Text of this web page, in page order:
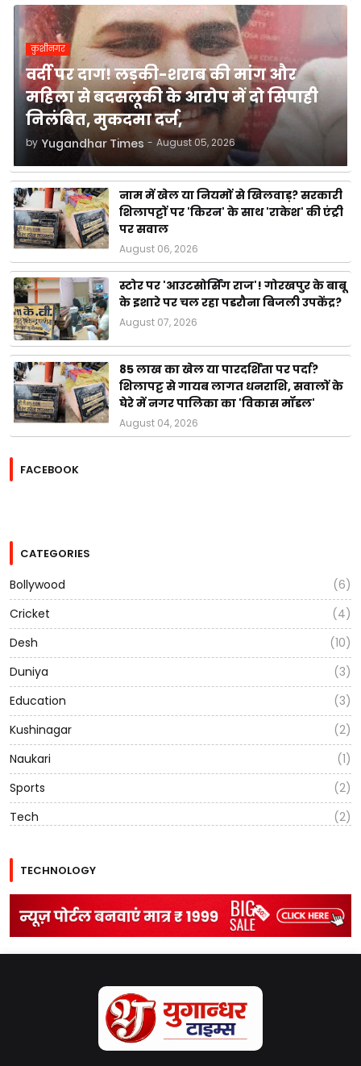
कुशीनगर
वर्दी पर दाग! लड़की-शराब की मांग और
महिला से बदसलूकी के आरोप में दो सिपाही
निलंबित, मुकदमा दर्ज,
by Yugandhar Times - August 05, 2026
नाम में खेल या नियमों से खिलवाड़? सरकारी
शिलापट्टों पर 'किरन' के साथ 'राकेश' की एंट्री
पर सवाल
August 06, 2026
स्टोर पर 'आउटसोर्सिंग राज'! गोरखपुर के बाबू
के इशारे पर चल रहा पडरौना बिजली उपकेंद्र?
August 07, 2026
85 लाख का खेल या पारदर्शिता पर पर्दा?
शिलापट्ट से गायब लागत धनराशि, सवालों के
घेरे में नगर पालिका का 'विकास मॉडल'
August 04, 2026
FACEBOOK
CATEGORIES
Bollywood
(6)
Cricket
(4)
Desh
(10)
Duniya
(3)
Education
(3)
Kushinagar
(2)
Naukari
(1)
Sports
(2)
Tech
(2)
TECHNOLOGY